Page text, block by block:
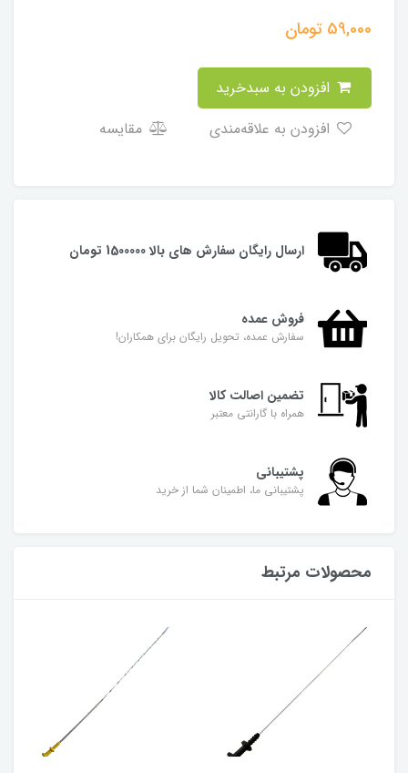
59,000 تومان
مقایسه
ارسال رایگان سفارش های بالا 1500000 تومان
فروش عمده
سفارش عمده، تحویل رایگان برای همکاران!
تضمین اصالت کالا
همراه با گارانتی معتبر
پشتیبانی
پشتیبانی ما، اطمینان شما از خرید
محصولات مرتبط